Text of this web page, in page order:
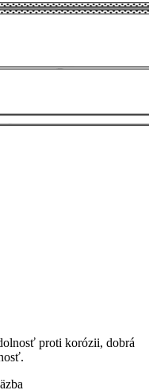
proti korózii, dobrá